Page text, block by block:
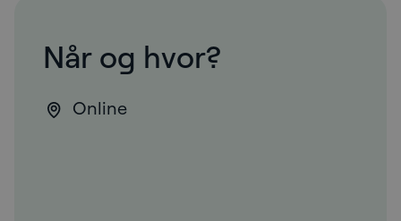
Når og hvor?
Online